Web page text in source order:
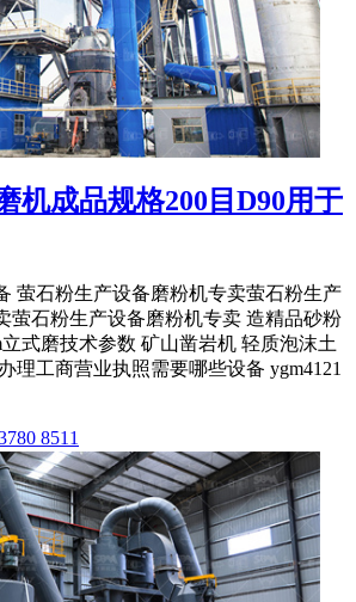
机成品规格200目D90用于
萤石粉生产设备磨粉机专卖萤石粉生产
萤石粉生产设备磨粉机专卖 造精品砂粉
式磨技术参数 矿山凿岩机 轻质泡沫土
理工商营业执照需要哪些设备 ygm4121
8511